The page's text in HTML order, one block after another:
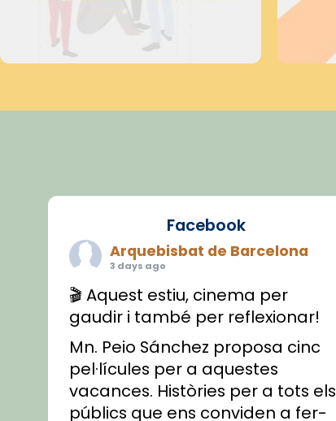
Facebook
Arquebisbat de Barcelona
3 days ago
🎬 Aquest estiu, cinema per
gaudir i també per reflexionar!
Mn. Peio Sánchez proposa cinc
pel·lícules per a aquestes
vacances. Històries per a tots els
públics que ens conviden a fer-